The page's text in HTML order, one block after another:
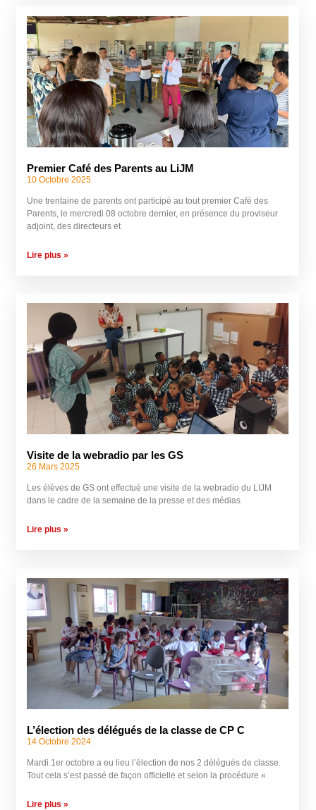
Premier Café des Parents au LiJM
10 Octobre 2025
Une trentaine de parents ont participé au tout premier Café des
Parents, le mercredi 08 octobre dernier, en présence du proviseur
adjoint, des directeurs et
Lire plus »
Visite de la webradio par les GS
26 Mars 2025
Les élèves de GS ont effectué une visite de la webradio du LIJM
dans le cadre de la semaine de la presse et des médias
Lire plus »
L’élection des délégués de la classe de CP C
14 Octobre 2024
Mardi 1er octobre a eu lieu l’élection de nos 2 délégués de classe.
Tout cela s’est passé de façon officielle et selon la procédure «
Lire plus »